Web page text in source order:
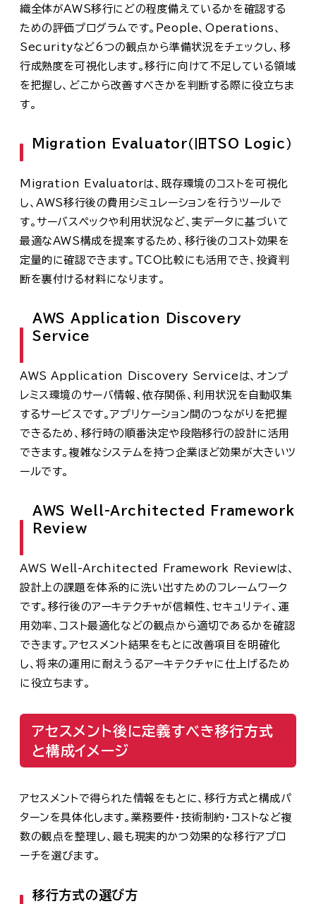
織全体がAWS移行にどの程度備えているかを確認する
ための評価プログラムです。People、Operations、
Securityなど6つの観点から準備状況をチェックし、移
行成熟度を可視化します。移行に向けて不足している領域
を把握し、どこから改善すべきかを判断する際に役立ちま
す。
Migration Evaluator（旧TSO Logic）
Migration Evaluatorは、既存環境のコストを可視化
し、AWS移行後の費用シミュレーションを行うツールで
す。サーバスペックや利用状況など、実データに基づいて
最適なAWS構成を提案するため、移行後のコスト効果を
定量的に確認できます。TCO比較にも活用でき、投資判
断を裏付ける材料になります。
AWS Application Discovery
Service
AWS Application Discovery Serviceは、オンプ
レミス環境のサーバ情報、依存関係、利用状況を自動収集
するサービスです。アプリケーション間のつながりを把握
できるため、移行時の順番決定や段階移行の設計に活用
できます。複雑なシステムを持つ企業ほど効果が大きいツ
ールです。
AWS Well-Architected Framework
Review
AWS Well-Architected Framework Reviewは、
設計上の課題を体系的に洗い出すためのフレームワーク
です。移行後のアーキテクチャが信頼性、セキュリティ、運
用効率、コスト最適化などの観点から適切であるかを確認
できます。アセスメント結果をもとに改善項目を明確化
し、将来の運用に耐えうるアーキテクチャに仕上げるため
に役立ちます。
アセスメント後に定義すべき移行方式
と構成イメージ
アセスメントで得られた情報をもとに、移行方式と構成パ
ターンを具体化します。業務要件・技術制約・コストなど複
数の観点を整理し、最も現実的かつ効果的な移行アプロ
ーチを選びます。
移行方式の選び方